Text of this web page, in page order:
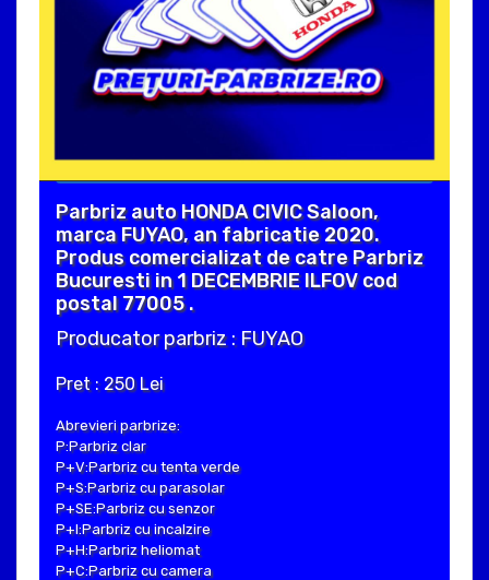
Parbriz auto HONDA CIVIC Saloon,
marca FUYAO, an fabricatie 2020.
Produs comercializat de catre Parbriz
Bucuresti in 1 DECEMBRIE ILFOV cod
postal 77005 .
Producator parbriz : FUYAO
Pret : 250 Lei
Abrevieri parbrize:
P:Parbriz clar
P+V:Parbriz cu tenta verde
P+S:Parbriz cu parasolar
P+SE:Parbriz cu senzor
P+I:Parbriz cu incalzire
P+H:Parbriz heliomat
P+C:Parbriz cu camera